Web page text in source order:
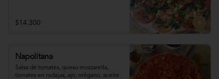
$14.300
Napolitana
Salsa de tomates, queso mozzarella,
tomates en rodajas, ajo, orégano, aceite